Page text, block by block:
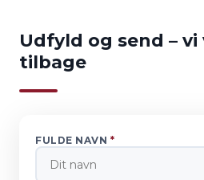
Udfyld og send –
tilbage
FULDE NAVN *